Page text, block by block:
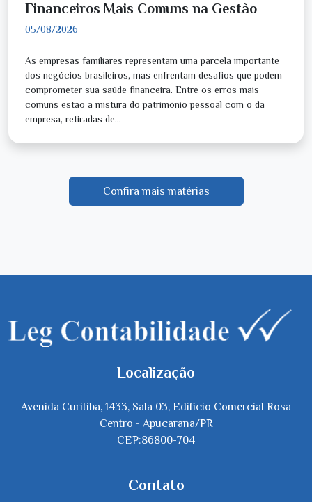
Financeiros Mais Comuns na Gestão
05/08/2026
As empresas familiares representam uma parcela importante
dos negócios brasileiros, mas enfrentam desafios que podem
comprometer sua saúde financeira. Entre os erros mais
comuns estão a mistura do patrimônio pessoal com o da
empresa, retiradas de...
Confira mais matérias
Localização
Avenida Curitiba, 1433, Sala 03, Edifício Comercial Rosa
Centro - Apucarana/PR
CEP:86800-704
Contato